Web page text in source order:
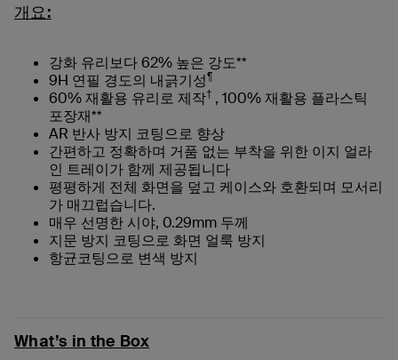
개요:
강화 유리보다 62% 높은 강도**
9H 연필 경도의 내긁기성¶
60% 재활용 유리로 제작† , 100% 재활용 플라스틱
포장재**
AR 반사 방지 코팅으로 향상
간편하고 정확하며 거품 없는 부착을 위한 이지 얼라
인 트레이가 함께 제공됩니다
평평하게 전체 화면을 덮고 케이스와 호환되며 모서리
가 매끄럽습니다.
매우 선명한 시야, 0.29mm 두께
지문 방지 코팅으로 화면 얼룩 방지
항균코팅으로 변색 방지
What’s in the Box